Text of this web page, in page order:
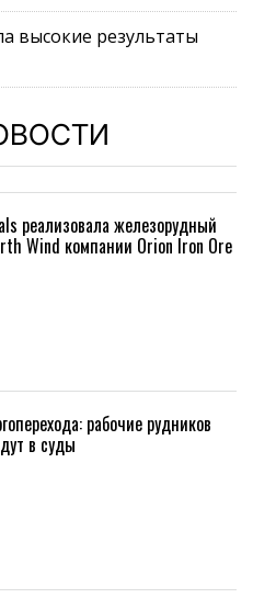
высокие результаты
реализовала железорудный
Wind компании Orion Iron Ore
рабочие рудников
в суды